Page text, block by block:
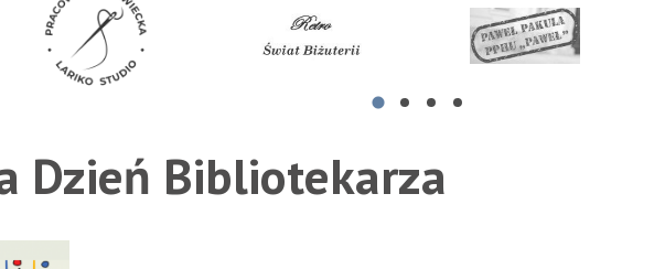
Dzień Bibliotekarza